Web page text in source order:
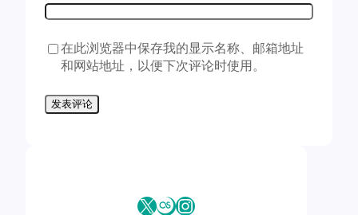
在此浏览器中保存我的显示名称、邮箱地址
和网站地址，以便下次评论时使用。
X Last.fmInstagram